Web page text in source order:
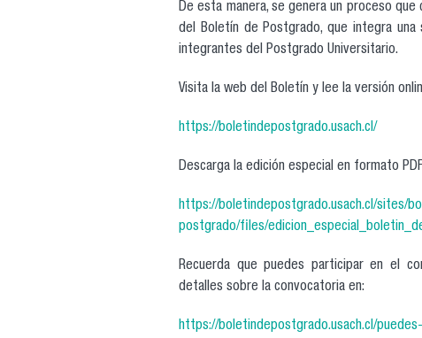
De esta manera, se genera un proceso que
del Boletín de Postgrado, que integra
integrantes del Postgrado Universitario.
Visita la web del Boletín y lee la versión
https://boletindepostgrado.usach.cl/
Descarga la edición especial en formato
https://boletindepostgrado.usach.cl/sites/
postgrado/files/
Recuerda que puedes participar en el
detalles sobre la convocatoria en:
https://boletindepostgrado.usach.cl/